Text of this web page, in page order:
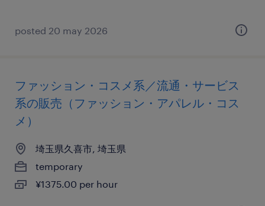
posted 20 may 2026
ファッション・コスメ系／流通・サービス
系の販売（ファッション・アパレル・コス
メ）
埼玉県久喜市, 埼玉県
temporary
¥1375.00 per hour